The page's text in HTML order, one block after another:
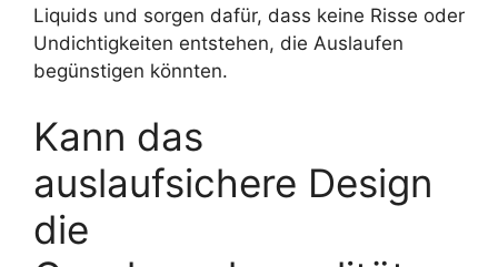
Liquids und sorgen dafür, dass keine Risse oder
Undichtigkeiten entstehen, die Auslaufen
begünstigen könnten.
Kann das
auslaufsichere Design
die